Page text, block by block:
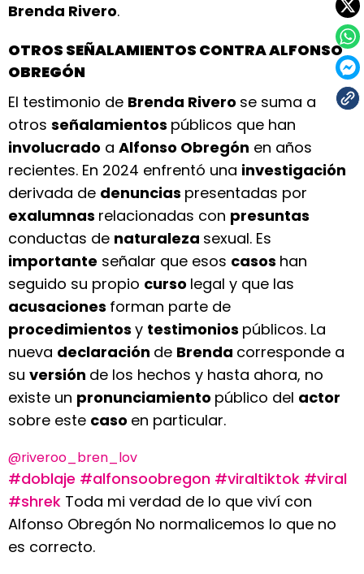
Brenda Rivero.
OTROS SEÑALAMIENTOS CONTRA ALFONSO
OBREGÓN
El testimonio de Brenda Rivero se suma a
otros señalamientos públicos que han
involucrado a Alfonso Obregón en años
recientes. En 2024 enfrentó una investigación
derivada de denuncias presentadas por
exalumnas relacionadas con presuntas
conductas de naturaleza sexual. Es
importante señalar que esos casos han
seguido su propio curso legal y que las
acusaciones forman parte de
procedimientos y testimonios públicos. La
nueva declaración de Brenda corresponde a
su versión de los hechos y hasta ahora, no
existe un pronunciamiento público del actor
sobre este caso en particular.
@riveroo_bren_lov
#doblaje #alfonsoobregon #viraltiktok #viral
#shrek Toda mi verdad de lo que viví con
Alfonso Obregón No normalicemos lo que no
es correcto.